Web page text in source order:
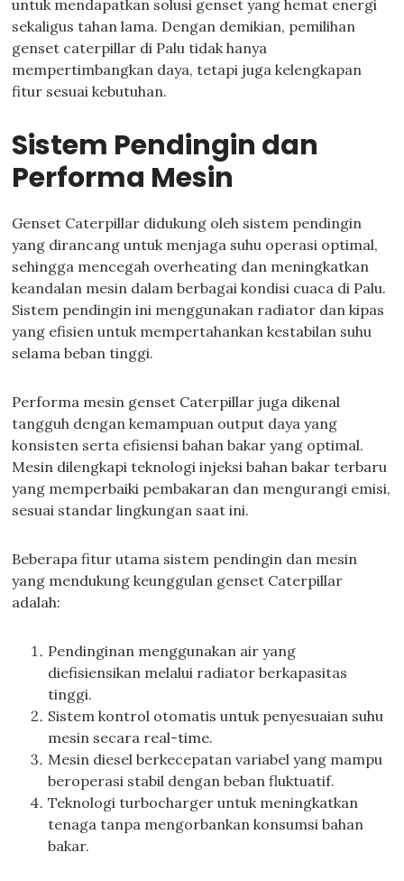
untuk mendapatkan solusi genset yang hemat energi
sekaligus tahan lama. Dengan demikian, pemilihan
genset caterpillar di Palu tidak hanya
mempertimbangkan daya, tetapi juga kelengkapan
fitur sesuai kebutuhan.
Sistem Pendingin dan
Performa Mesin
Genset Caterpillar didukung oleh sistem pendingin
yang dirancang untuk menjaga suhu operasi optimal,
sehingga mencegah overheating dan meningkatkan
keandalan mesin dalam berbagai kondisi cuaca di Palu.
Sistem pendingin ini menggunakan radiator dan kipas
yang efisien untuk mempertahankan kestabilan suhu
selama beban tinggi.
Performa mesin genset Caterpillar juga dikenal
tangguh dengan kemampuan output daya yang
konsisten serta efisiensi bahan bakar yang optimal.
Mesin dilengkapi teknologi injeksi bahan bakar terbaru
yang memperbaiki pembakaran dan mengurangi emisi,
sesuai standar lingkungan saat ini.
Beberapa fitur utama sistem pendingin dan mesin
yang mendukung keunggulan genset Caterpillar
adalah:
Pendinginan menggunakan air yang
diefisiensikan melalui radiator berkapasitas
tinggi.
Sistem kontrol otomatis untuk penyesuaian suhu
mesin secara real-time.
Mesin diesel berkecepatan variabel yang mampu
beroperasi stabil dengan beban fluktuatif.
Teknologi turbocharger untuk meningkatkan
tenaga tanpa mengorbankan konsumsi bahan
bakar.